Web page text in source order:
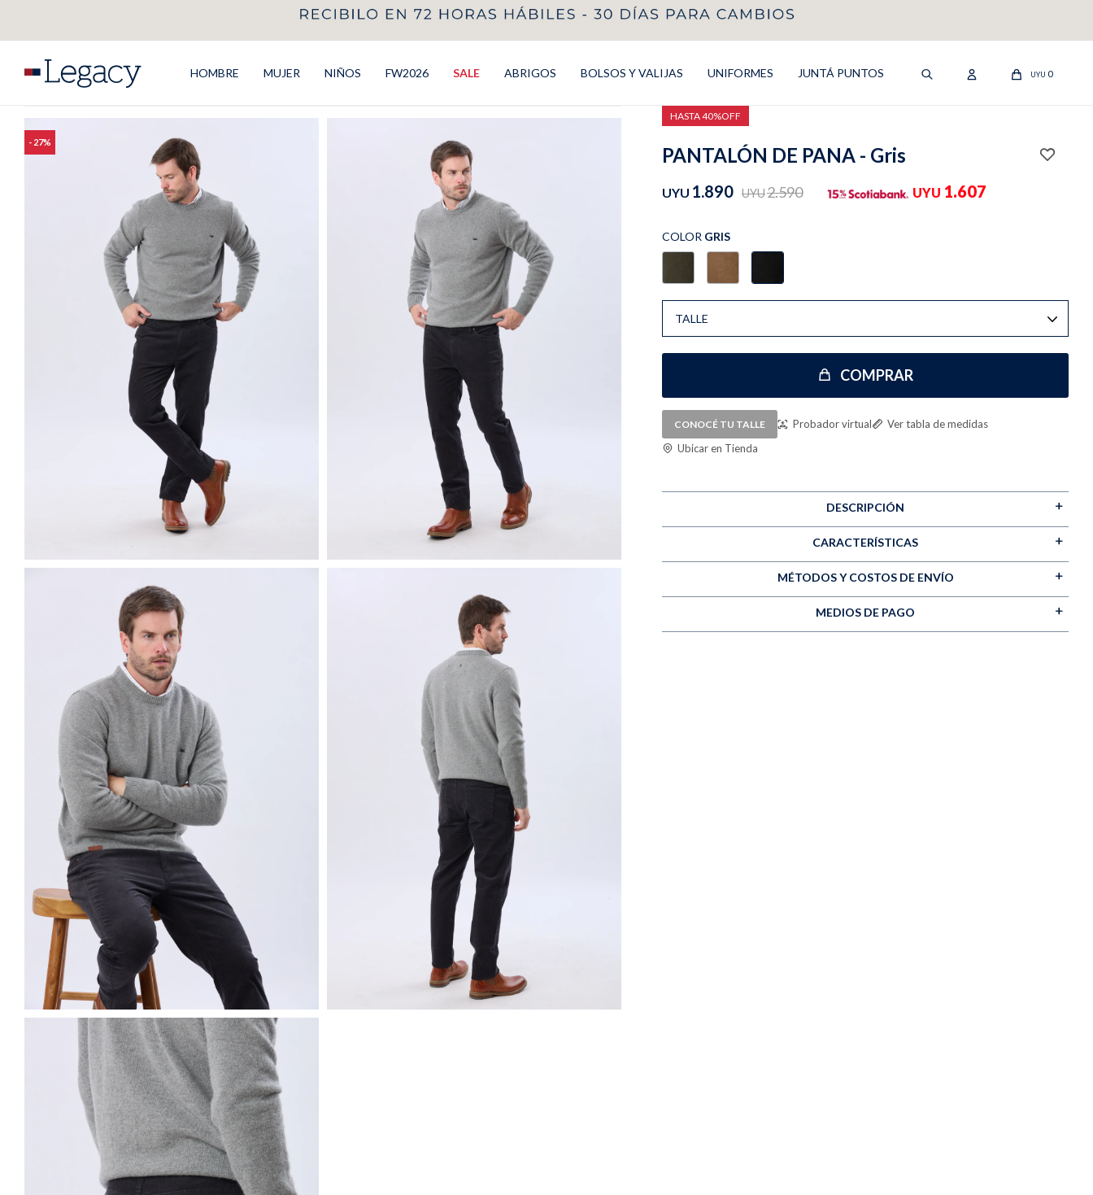
HOMBRE MUJER NIÑOS FW2026 SALE ABRIGOS BOLSOS Y VALIJAS UNIFORMES JUNTÁ PUNTOS UYU 0
27
HASTA 40%OFF
PANTALÓN DE PANA - Gris
UYU 1.890 UYU2.590 UYU 1.607
COLOR GRIS
TALLE
COMPRAR
CONOCÉ TU TALLE Probador virtual
Ver tabla de medidas
Ubicar en Tienda
DESCRIPCIÓN
CARACTERÍSTICAS
MÉTODOS Y COSTOS DE ENVÍO
MEDIOS DE PAGO